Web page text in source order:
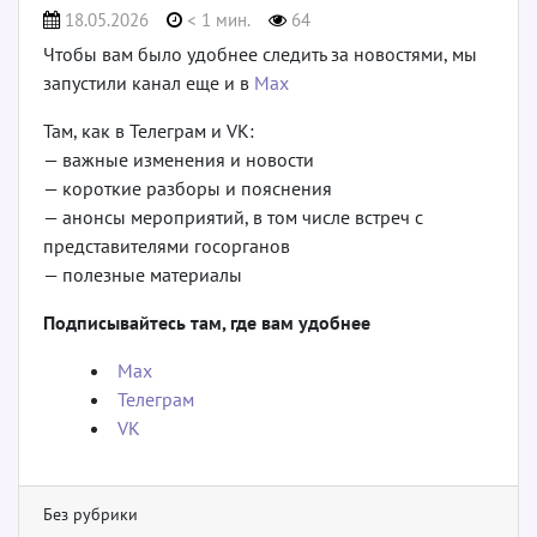
18.05.2026 < 1 мин. 64
Чтобы вам было удобнее следить за новостями, мы
запустили канал еще и в Max
Там, как в Телеграм и VK:
— важные изменения и новости
— короткие разборы и пояснения
— анонсы мероприятий, в том числе встреч с
представителями госорганов
— полезные материалы
Подписывайтесь там, где вам удобнее
Мах
Телеграм
VK
Без рубрики